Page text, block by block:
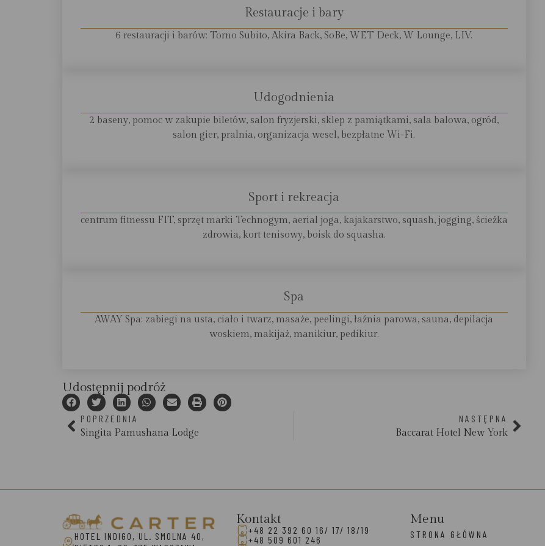
Restauracje i bary
6 restauracji i barów: Torno Subito, Akira Back, SoBe, WET Deck, W Lounge, LIV.
Udogodnienia
2 baseny, pomoc w zakupie biletów, salon fryzjerski, sklep z pamiątkami, sala balowa, ogród,
salon gier, pralnia, organizacja wesel, bezpłatne Wi-Fi.
Sport i rekreacja
centrum fitnessu FIT, sprzęt marki Technogym, aerial joga, kajakarstwo, squash, jogging, ścieżka
zdrowia, kort tenisowy, boisk do squasha.
Spa
AWAY Spa: zabiegi na usta, ciało i twarz, masaże, peelingi, łaźnia parowa, sauna, depilacja
woskiem, makijaż, manikiur, pedikiur.
Udostępnij podróż
POPRZEDNIA
Singita Pamushana Lodge
NASTĘPNA
Baccarat Hotel New York
HOTEL INDIGO, UL. SMOLNA 40,
Kontakt
+48 22 392 60 16/ 17/ 18/19
+48 509 601 246
Menu
STRONA GŁÓWNA